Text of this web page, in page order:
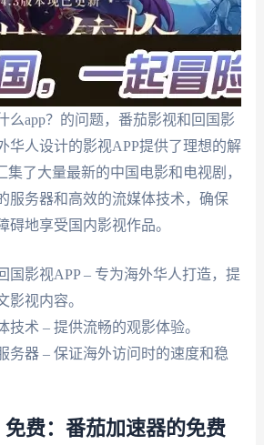
么app？的问题，番茄影视和回国影
华人设计的影视APP提供了理想的解
集了大量最新的中国电影和电视剧，
服务器和高效的流媒体技术，确保
碍地享受国内影视作品。
国影视APP – 专为海外华人打造，提
影视内容。
技术 – 提供流畅的观影体验。
务器 – 保证海外访问时的速度和稳
费：番茄加速器的免费